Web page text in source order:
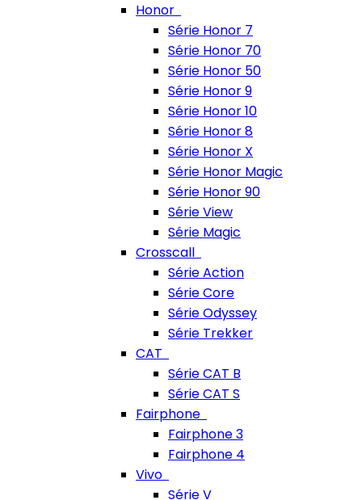
Honor
Série Honor 7
Série Honor 70
Série Honor 50
Série Honor 9
Série Honor 10
Série Honor 8
Série Honor X
Série Honor Magic
Série Honor 90
Série View
Série Magic
Crosscall
Série Action
Série Core
Série Odyssey
Série Trekker
CAT
Série CAT B
Série CAT S
Fairphone
Fairphone 3
Fairphone 4
Vivo
Série V